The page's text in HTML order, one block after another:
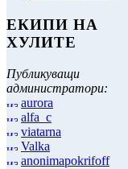
ЕКИПИ НА
ХУЛИТЕ
Публикуващи
администратори:
aurora
alfa_c
viatarna
Valka
anonimapokrifoff